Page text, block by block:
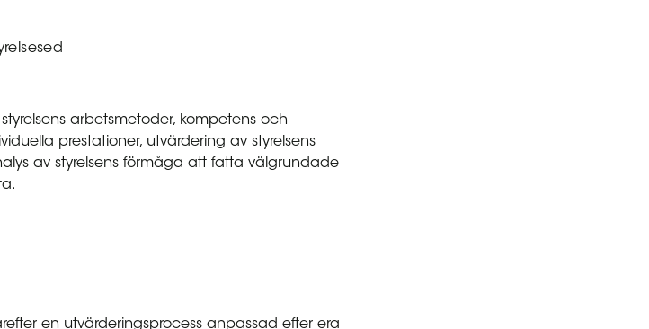
arbetsmetoder, kompetens och
prestationer, utvärdering av styrelsens
av styrelsens förmåga att fatta välgrundade
en utvärderingsprocess anpassad efter era